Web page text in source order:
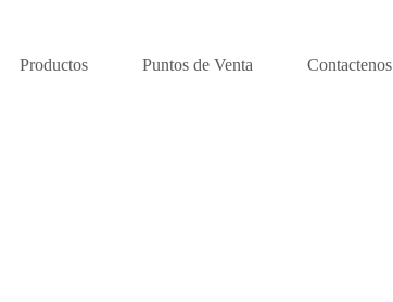
Productos
Puntos de Venta Contactenos